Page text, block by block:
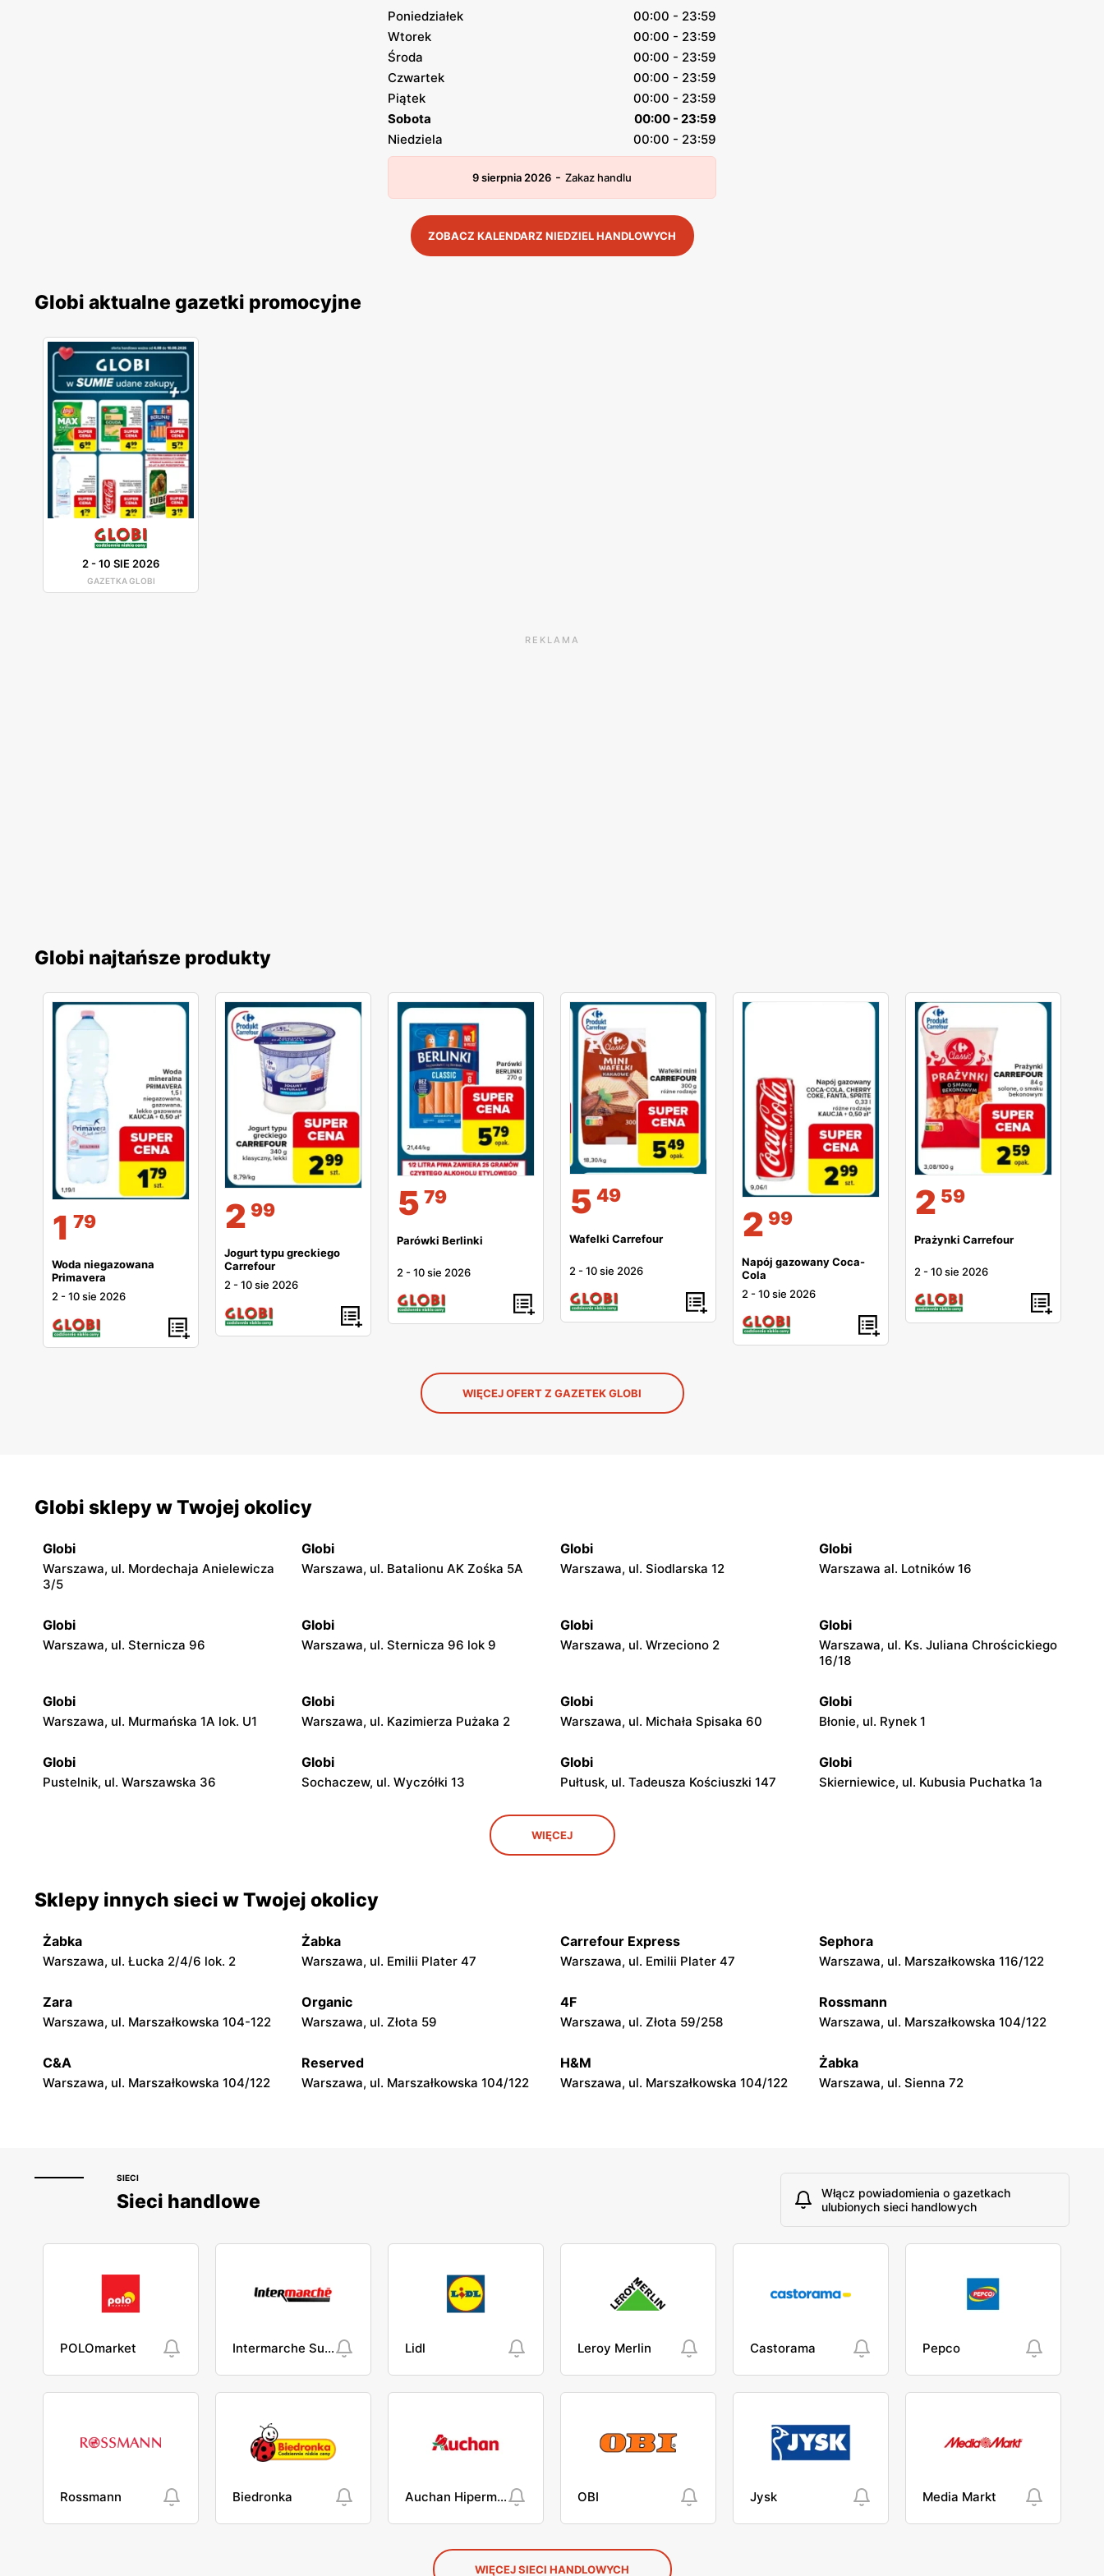
Poniedziałek
00:00 - 23:59
Wtorek
00:00 - 23:59
Środa
00:00 - 23:59
Czwartek
00:00 - 23:59
Piątek
00:00 - 23:59
Sobota
00:00 - 23:59
Niedziela
00:00 - 23:59
9 sierpnia 2026 - Zakaz handlu
ZOBACZ KALENDARZ NIEDZIEL HANDLOWYCH
Globi aktualne gazetki promocyjne
2-10 SIE 2026
GAZETKA GLOBI
REKLAMA
Globi najtańsze produkty
1 79
Woda niegazowana
Primavera
2 -10 sie 2026
2 99
Jogurt typu greckiego
Carrefour
2 -10 sie 2026
5 79
Parówki Berlinki
2 -10 sie 2026
5 49
Wafelki Carrefour
2 -10 sie 2026
2 99
Napój gazowany Coca-
Cola
2 -10 sie 2026
2 59
Prażynki Carrefour
2 -10 sie 2026
WIĘCEJ OFERT Z GAZETEK GLOBI
Globi sklepy w Twojej okolicy
Globi
Warszawa, ul. Mordechaja Anielewicza
3/5
Globi
Warszawa, ul. Batalionu AK Zośka 5A
Globi
Warszawa, ul. Siodlarska 12
Globi
Warszawa al. Lotników 16
Globi
Warszawa, ul. Sternicza 96
Globi
Warszawa, ul. Sternicza 96 lok 9
Globi
Warszawa, ul. Wrzeciono 2
Globi
Warszawa, ul. Ks. Juliana Chrościckiego
16/18
Globi
Warszawa, ul. Murmańska 1A lok. U1
Globi
Warszawa, ul. Kazimierza Pużaka 2
Globi
Warszawa, ul. Michała Spisaka 60
Globi
Błonie, ul. Rynek 1
Globi
Pustelnik, ul. Warszawska 36
Globi
Sochaczew, ul. Wyczółki 13
Globi
Pułtusk, ul. Tadeusza Kościuszki 147
Globi
Skierniewice, ul. Kubusia Puchatka 1a
Godzianów, ul. Klonowa 1
Globi Globi
Globi Globi Globi Globi
Globi
Wyszyńskiego 5
Globi Globi Globi
WIĘCEJ
Sklepy innych sieci w Twojej okolicy
Żabka
Warszawa, ul. Łucka 2/4/6 lok. 2
Żabka
Warszawa, ul. Emilii Plater 47
Carrefour Express
Warszawa, ul. Emilii Plater 47
Sephora
Warszawa, ul. Marszałkowska 116/122
Zara
Warszawa, ul. Marszałkowska 104-122
Organic
Warszawa, ul. Złota 59
4F
Warszawa, ul. Złota 59/258
Rossmann
Warszawa, ul. Marszałkowska 104/122
C&A
Warszawa, ul. Marszałkowska 104/122
Reserved
Warszawa, ul. Marszałkowska 104/122
H&M
Warszawa, ul. Marszałkowska 104/122
Żabka
Warszawa, ul. Sienna 72
SIECI
Sieci handlowe
Włącz powiadomienia o gazetkach
ulubionych sieci handlowych
POLOmarket Intermarche Super Lidl Leroy Merlin Castorama Pepco
Rossmann Biedronka Auchan Hipermarket OBI Jysk Media Markt
WIĘCEJ SIECI HANDLOWYCH